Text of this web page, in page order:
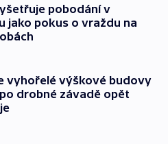
pobodání v
jako pokus o vraždu na
vyhořelé výškové budovy
drobné závadě opět